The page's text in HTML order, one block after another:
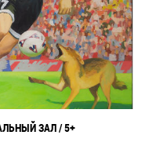
ЗАЛ / 5+